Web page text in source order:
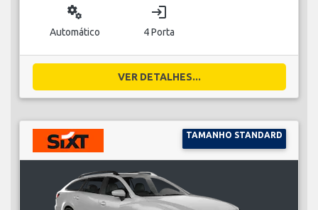
miscellaneous_services
Automático
login
4 Porta
VER DETALHES...
TAMANHO STANDARD